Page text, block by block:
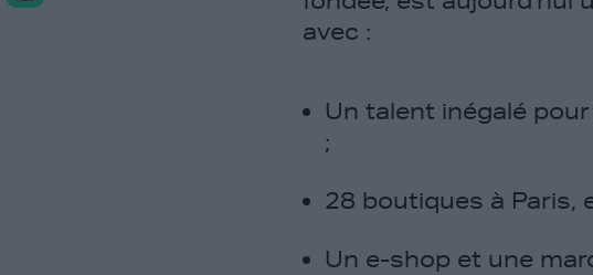
avec :
Un talent inégalé
;
28 boutiques à Paris,
Un e-shop et une